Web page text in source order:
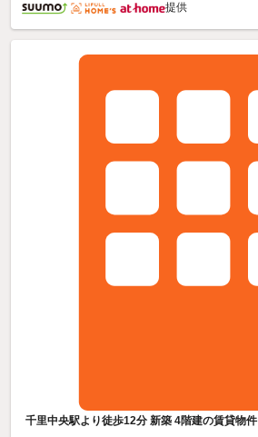
提供
千里中央駅より徒歩12分 新築 4階建の賃貸物件